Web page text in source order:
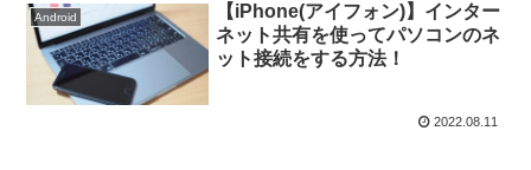
Android
【iPhone(アイフォン)】インター
ネット共有を使ってパソコンのネ
ット接続をする方法！
2022.08.11